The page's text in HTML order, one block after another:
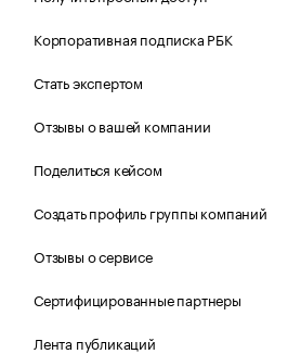
Корпоративная подписка РБК
Стать экспертом
Отзывы о вашей компании
Поделиться кейсом
Создать профиль группы компаний
Отзывы о сервисе
Сертифицированные партнеры
Лента публикаций